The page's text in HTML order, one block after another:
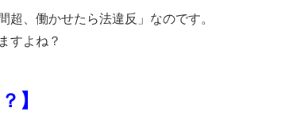
、働かせたら法違反」なのです。
すよね？
】